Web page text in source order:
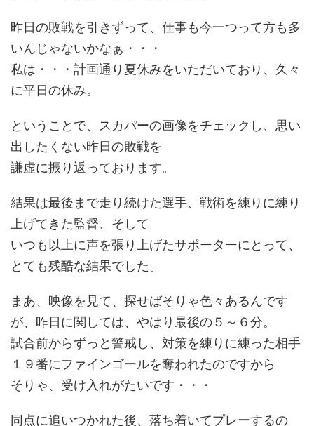
昨日の敗戦を引きずって、仕事も今一つって方も多
いんじゃないかなぁ・・・
私は・・・計画通り夏休みをいただいており、久々
に平日の休み。
ということで、スカパーの画像をチェックし、思い
出したくない昨日の敗戦を
謙虚に振り返っております。
結果は最後まで走り続けた選手、戦術を練りに練り
上げてきた監督、そして
いつも以上に声を張り上げたサポーターにとって、
とても残酷な結果でした。
まあ、映像を見て、探せばそりゃ色々あるんです
が、昨日に関しては、やはり最後の５～６分。
試合前からずっと警戒し、対策を練りに練った相手
１９番にファインゴールを奪われたのですから
そりゃ、受け入れがたいです・・・
同点に追いつかれた後、落ち着いてプレーするの